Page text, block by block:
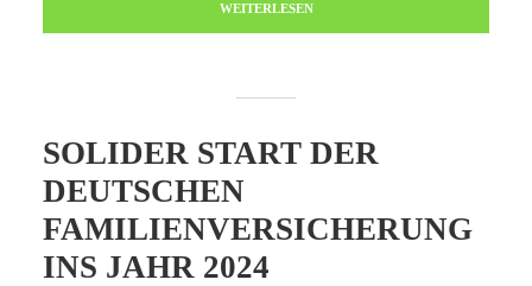
WEITERLESEN
SOLIDER START DER
DEUTSCHEN
FAMILIENVERSICHERUNG
INS JAHR 2024